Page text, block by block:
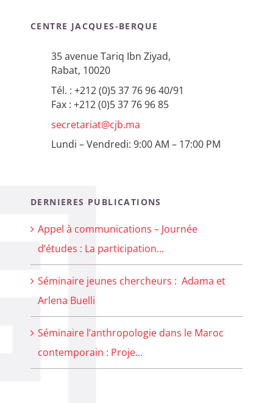
CENTRE JACQUES-BERQUE
35 avenue Tariq Ibn Ziyad,
Rabat, 10020
Tél. : +212 (0)5 37 76 96 40/91
Fax : +212 (0)5 37 76 96 85
secretariat@cjb.ma
Lundi – Vendredi: 9:00 AM – 17:00 PM
DERNIERES PUBLICATIONS
Appel à communications – Journée
d’études : La participation...
Séminaire jeunes chercheurs : Adama et
Arlena Buelli
Séminaire l’anthropologie dans le Maroc
contemporain : Proje...